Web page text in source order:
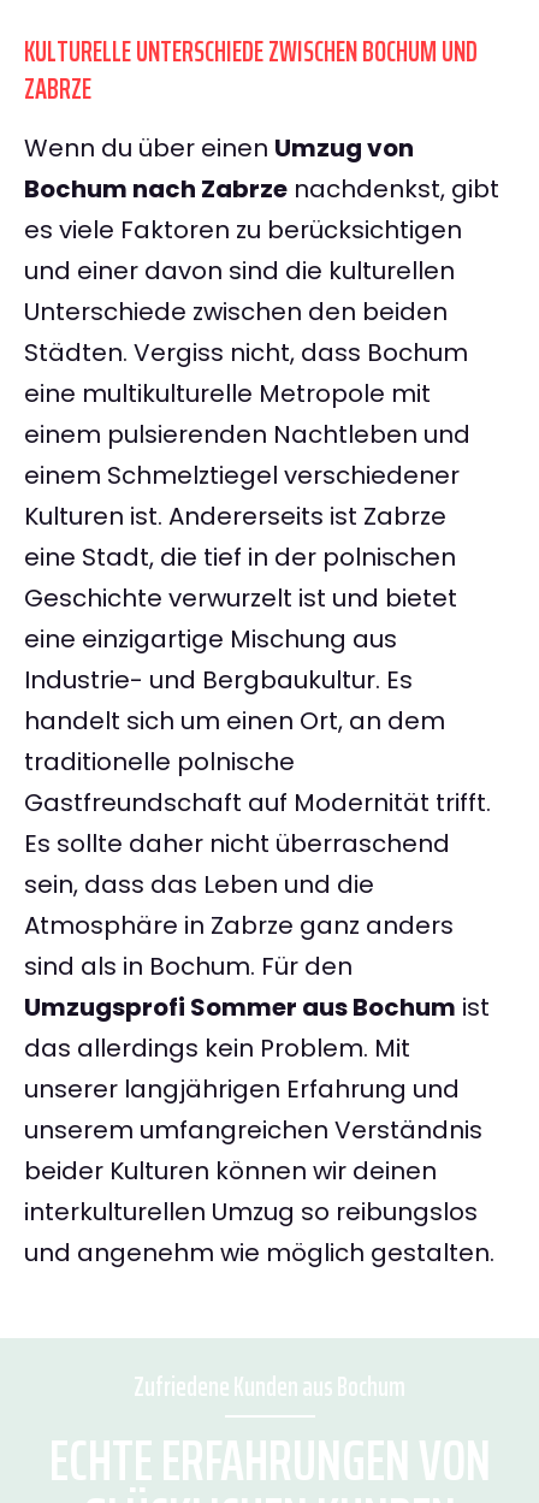
KULTURELLE UNTERSCHIEDE ZWISCHEN BOCHUM UND
ZABRZE
Wenn du über einen Umzug von
Bochum nach Zabrze nachdenkst, gibt
es viele Faktoren zu berücksichtigen
und einer davon sind die kulturellen
Unterschiede zwischen den beiden
Städten. Vergiss nicht, dass Bochum
eine multikulturelle Metropole mit
einem pulsierenden Nachtleben und
einem Schmelztiegel verschiedener
Kulturen ist. Andererseits ist Zabrze
eine Stadt, die tief in der polnischen
Geschichte verwurzelt ist und bietet
eine einzigartige Mischung aus
Industrie- und Bergbaukultur. Es
handelt sich um einen Ort, an dem
traditionelle polnische
Gastfreundschaft auf Modernität trifft.
Es sollte daher nicht überraschend
sein, dass das Leben und die
Atmosphäre in Zabrze ganz anders
sind als in Bochum. Für den
Umzugsprofi Sommer aus Bochum ist
das allerdings kein Problem. Mit
unserer langjährigen Erfahrung und
unserem umfangreichen Verständnis
beider Kulturen können wir deinen
interkulturellen Umzug so reibungslos
und angenehm wie möglich gestalten.
Zufriedene Kunden aus Bochum
ECHTE ERFAHRUNGEN VON